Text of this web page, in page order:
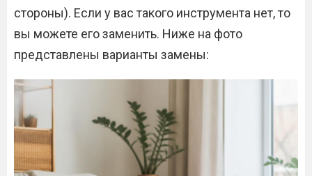
стороны). Если у вас такого инструмента нет, то
вы можете его заменить. Ниже на фото
представлены варианты замены: